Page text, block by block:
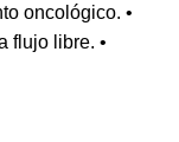
oncológico. •
flujo libre. •